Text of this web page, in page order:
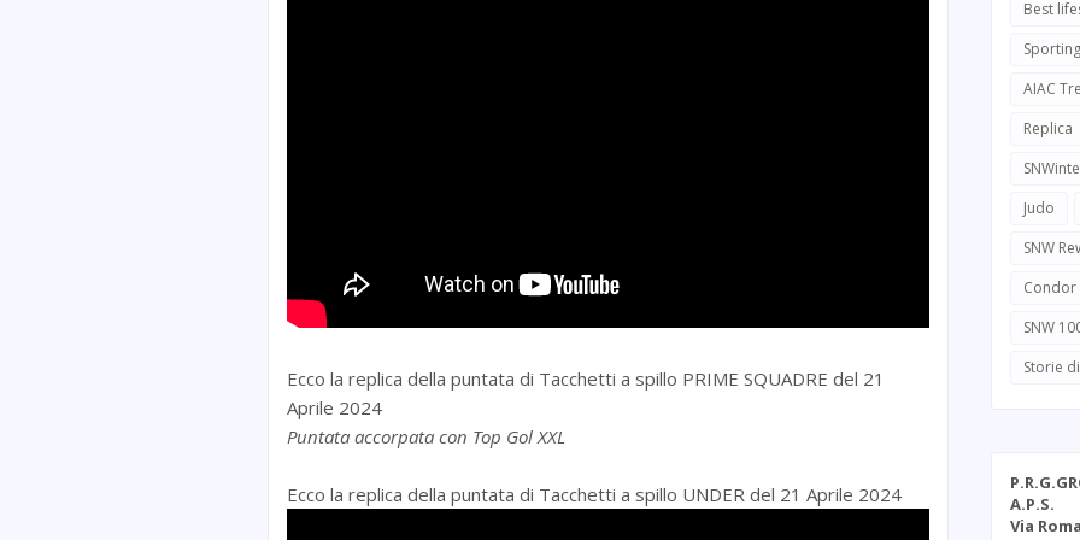
Ecco la replica della puntata di Tacchetti a spillo PRIME SQUADRE del 21
Aprile 2024
Puntata accorpata con Top Gol XXL
Ecco la replica della puntata di Tacchetti a spillo UNDER del 21 Aprile 2024
Best
AIAC
Replica
Judo
SNW
Condor
SNW
Storie
A.P.S.
Via